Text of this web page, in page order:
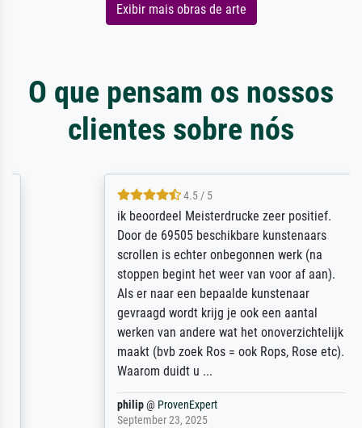
Exibir mais obras de arte
O que pensam os nossos
clientes sobre nós
4.5 / 5
ik beoordeel Meisterdrucke zeer positief.
Door de 69505 beschikbare kunstenaars
scrollen is echter onbegonnen werk (na
stoppen begint het weer van voor af aan).
Als er naar een bepaalde kunstenaar
gevraagd wordt krijg je ook een aantal
werken van andere wat het onoverzichtelijk
maakt (bvb zoek Ros = ook Rops, Rose etc).
Waarom duidt u ...
ProvenExpert
September 23, 2025